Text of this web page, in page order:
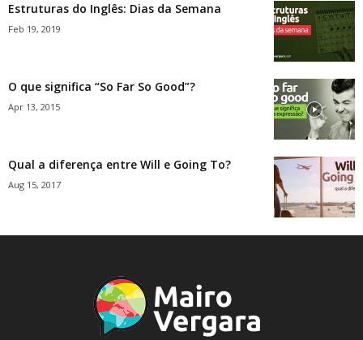
Estruturas do Inglês: Dias da Semana
Feb 19, 2019
O que significa “So Far So Good”?
Apr 13, 2015
Qual a diferença entre Will e Going To?
Aug 15, 2017